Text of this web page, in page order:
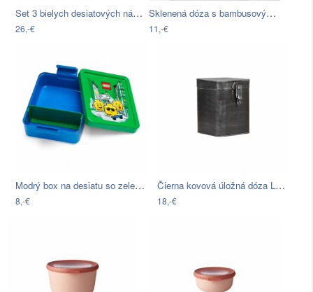
Set 3 bielych desiatových nádob Rosti…
26,-€
Sklenená dóza s bambusovým viečkom…
11,-€
Modrý box na desiatu so zeleným vekom…
8,-€
Čierna kovová úložná dóza LABEL51,…
18,-€